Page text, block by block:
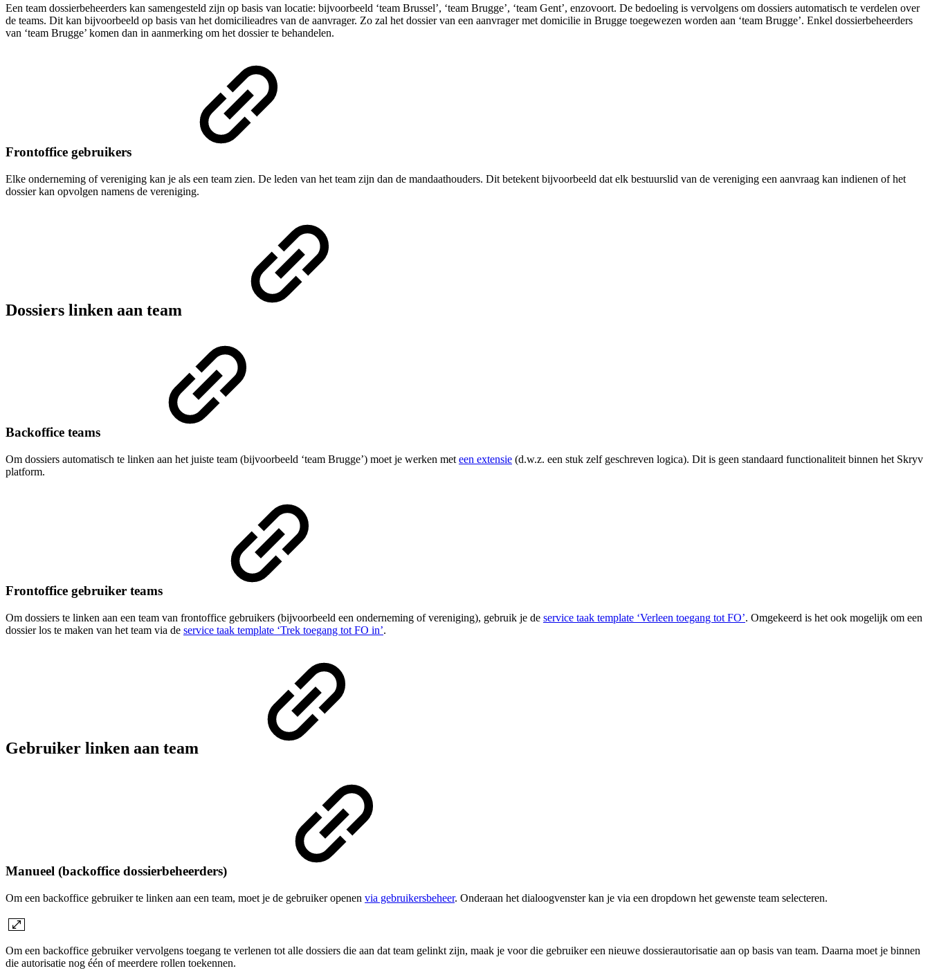
Een team dossierbeheerders kan samengesteld zijn op basis van locatie: bijvoorbeeld ‘team Brussel’, ‘team Brugge’, ‘team Gent’, enzovoort. De bedoeling is vervolgens om dossiers automatisch te verdelen over
de teams. Dit kan bijvoorbeeld op basis van het domicilieadres van de aanvrager. Zo zal het dossier van een aanvrager met domicilie in Brugge toegewezen worden aan ‘team Brugge’. Enkel dossierbeheerders
van ‘team Brugge’ komen dan in aanmerking om het dossier te behandelen.
Frontoffice gebruikers
Elke onderneming of vereniging kan je als een team zien. De leden van het team zijn dan de mandaathouders. Dit betekent bijvoorbeeld dat elk bestuurslid van de vereniging een aanvraag kan indienen of het
dossier kan opvolgen namens de vereniging.
Dossiers linken aan team
Backoffice teams
Om dossiers automatisch te linken aan het juiste team (bijvoorbeeld ‘team Brugge’) moet je werken met een extensie (d.w.z. een stuk zelf geschreven logica). Dit is geen standaard functionaliteit binnen het Skryv
platform.
Frontoffice gebruiker teams
Om dossiers te linken aan een team van frontoffice gebruikers (bijvoorbeeld een onderneming of vereniging), gebruik je de service taak template ‘Verleen toegang tot FO’. Omgekeerd is het ook mogelijk om een
dossier los te maken van het team via de service taak template ‘Trek toegang tot FO in’.
Gebruiker linken aan team
Manueel (backoffice dossierbeheerders)
Om een backoffice gebruiker te linken aan een team, moet je de gebruiker openen via gebruikersbeheer. Onderaan het dialoogvenster kan je via een dropdown het gewenste team selecteren.
Om een backoffice gebruiker vervolgens toegang te verlenen tot alle dossiers die aan dat team gelinkt zijn, maak je voor die gebruiker een nieuwe dossierautorisatie aan op basis van team. Daarna moet je binnen
die autorisatie nog één of meerdere rollen toekennen.